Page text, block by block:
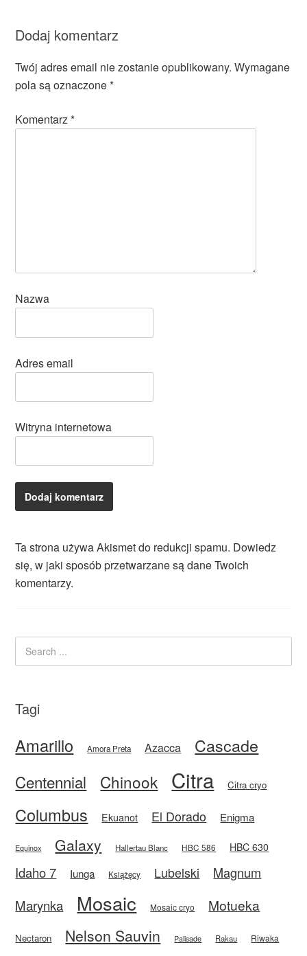
Dodaj komentarz
Twój adres email nie zostanie opublikowany. Wymagane
pola są oznaczone*
Komentarz*
Nazwa
Adres email
Witryna internetowa
Ta strona używa Akismet do redukcji spamu. Dowiedz
się, w jaki sposób przetwarzane są dane Twoich
komentarzy.
Tagi
Amarillo Amora Preta Azacca Cascade
Centennial Chinook Citra Citra cryo
Columbus Ekuanot El Dorado Enigma
Equinox Galaxy Hallertau Blanc HBC 586 HBC 630
Idaho 7 Iunga Książęcy Lubelski
Magnum
Marynka
Mosaic Mosaic cryo Motueka
Nectaron Nelson Sauvin Palisade Rakau Riwaka